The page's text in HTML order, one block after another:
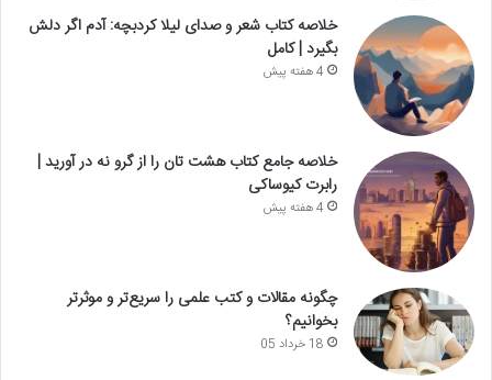
خلاصه کتاب شعر و صدای لیلا کردبچه: آدم اگر دلش
بگیرد | کامل
4 هفته پیش
خلاصه جامع کتاب هشت تان را از گرو نه در آورید |
رابرت کیوساکی
4 هفته پیش
چگونه مقالات و کتب علمی را سریع‌تر و موثرتر
بخوانیم؟
18 خرداد 05